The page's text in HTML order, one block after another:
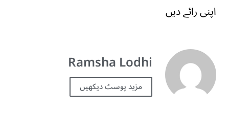
اپنی رائے دیں
Ramsha Lodhi
مزید پوسٹ دیکھیں